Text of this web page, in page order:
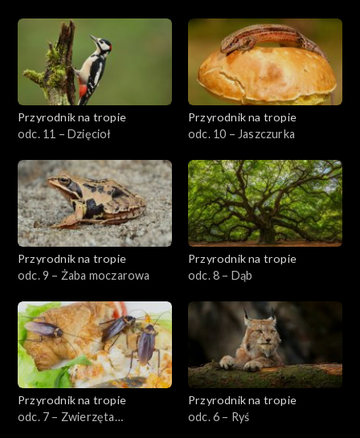
Przyrodnik na tropie
odc. 11 – Dzięcioł
Przyrodnik na tropie
odc. 10 – Jaszczurka
Przyrodnik na tropie
odc. 9 – Żaba moczarowa
Przyrodnik na tropie
odc. 8 – Dąb
Przyrodnik na tropie
odc. 7 – Zwierzęta
Przyrodnik na tropie
odc. 6 – Ryś